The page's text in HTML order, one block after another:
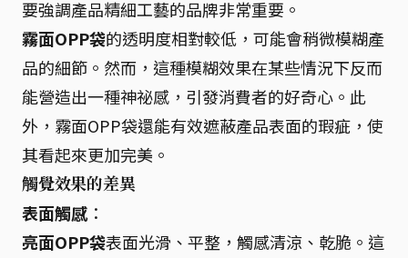
要強調產品精細工藝的品牌非常重要。
霧面OPP袋的透明度相對較低，可能會稍微模糊產
品的細節。然而，這種模糊效果在某些情況下反而
能營造出一種神祕感，引發消費者的好奇心。此
外，霧面OPP袋還能有效遮蔽產品表面的瑕疵，使
其看起來更加完美。
觸覺效果的差異
表面觸感：
亮面OPP袋表面光滑、平整，觸感清涼、乾脆。這